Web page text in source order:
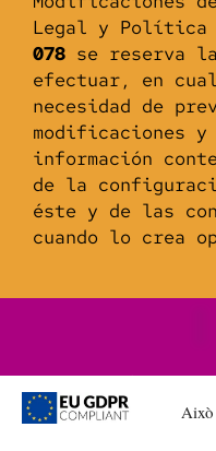
Això
Legal y Política
078 se reserva
efectuar, en
necesidad de
modificaciones
información
de la
éste y de las
cuando lo crea